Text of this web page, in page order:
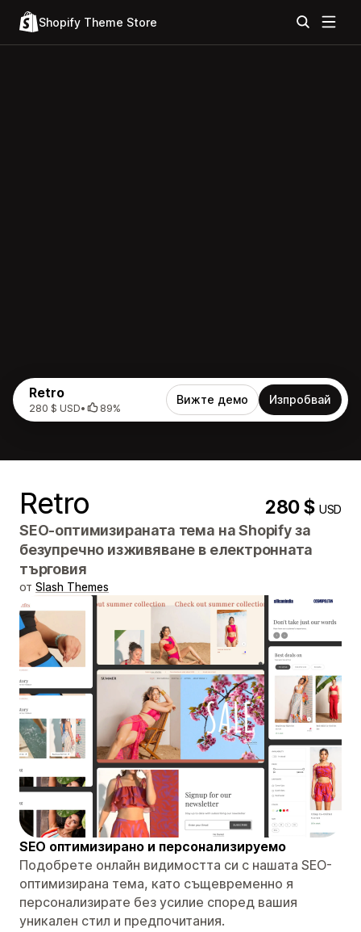
Shopify Theme Store
Retro
280 $ USD• 89%
Вижте демо Изпробвай
Retro 280 $USD
SEO-оптимизираната тема на Shopify за
безупречно изживяване в електронната
търговия
от Slash Themes
SEO оптимизирано и персонализируемо
Подобрете онлайн видимостта си с нашата SEO-
оптимизирана тема, като същевременно я
персонализирате без усилие според вашия
уникален стил и предпочитания.